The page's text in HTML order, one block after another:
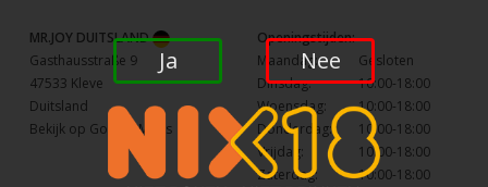
MR.JOY DUITSLAND
Gasthausstraße 9
47533 Kleve
Duitsland
Bekijk op Google Maps
Openingstijden:
Maandag:
Gesloten
Dinsdag:
10:00-18:00
Woensdag:
10:00-18:00
Donderdag:
10:00-18:00
Vrijdag:
10:00-18:00
Zaterdag:
10:00-18:00
Ja Nee